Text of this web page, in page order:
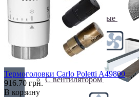
Радиусные/Угловые
С вентилятором
Термоголовки Carlo Poletti A49800
916.70 грн.
В корзину